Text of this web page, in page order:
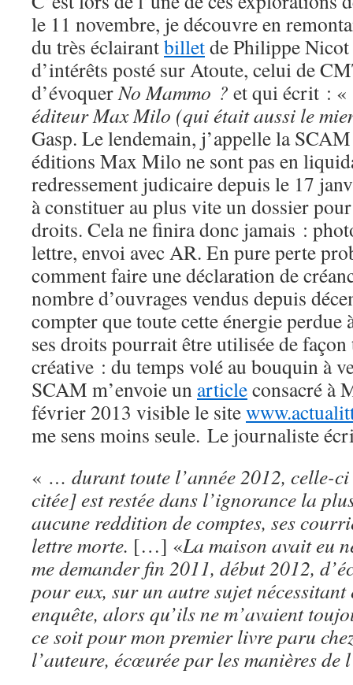
le 11 novembre, je découvre en
du très éclairantbilletde Philippe
d’intérêts posté sur Atoute, celui de
d’évoquerNo Mammo ? et qui écrit : «
éditeur Max Milo (qui était aussi le
Gasp. Le lendemain, j’appelle la
éditions Max Milo ne sont pas en
redressement judicaire depuis le 17
à constituer au plus vite un dossier
droits. Cela ne finira donc jamais :
lettre, envoi avec AR. En pure perte
comment faire une déclaration de
nombre d’ouvrages vendus depuis
compter que toute cette énergie
ses droits pourrait être utilisée de
créative : du temps volé au bouquin à
SCAM m’envoie un articleconsacré à
février 2013 visible le site
me sens moins seule. Le journaliste
« … durant toute l’année 2012, celle-
citée] est restée dans l’ignorance la
aucune reddition de comptes, ses
lettre morte. […] «La maison avait eu
me demander fin 2011, début 2012,
pour eux, sur un autre sujet nécessitant
enquête, alors qu’ils ne m’avaient
ce soit pour mon premier livre paru
l’auteure, écœurée par les manières de